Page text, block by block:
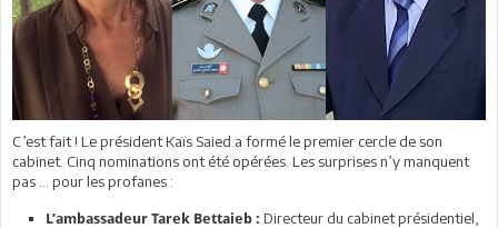
C’est fait ! Le président Kaïs Saied a formé le premier cercle de son
cabinet. Cinq nominations ont été opérées. Les surprises n’y manquent
pas ... pour les profanes :
L’ambassadeur Tarek Bettaieb : Directeur du cabinet présidentiel,